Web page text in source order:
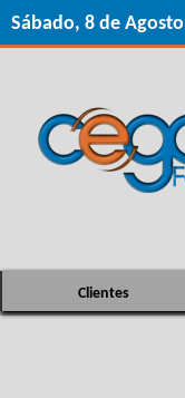
Sábado, 8 de
Clientes